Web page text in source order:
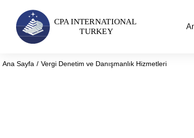
You are here:
Ana Sayfa Vergi Denetim ve Danışmanlık Hizmetleri